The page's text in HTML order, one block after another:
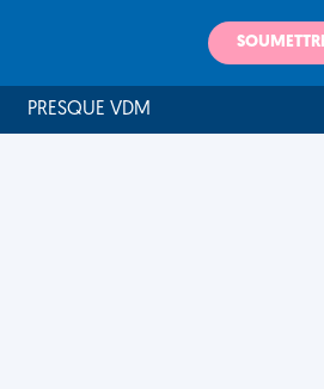
PRESQUE VDM